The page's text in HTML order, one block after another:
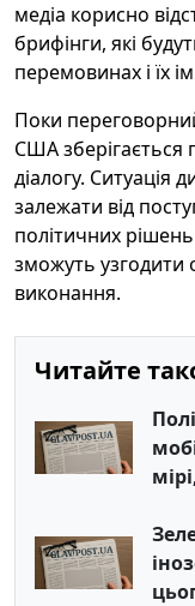
медіа корисно
брифінги, які
перемовинах і їх
Поки
США зберігається
діалогу. Ситуація
залежати від
політичних
зможуть узгодити
виконання.
Читайте